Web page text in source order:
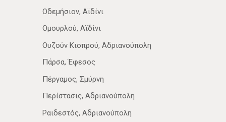
Οδεμήσιον, Αϊδίνι
Ομουρλού, Αϊδίνι
Ουζούν Κιοπρού, Αδριανούπολη
Πάρσα, Έφεσος
Πέργαμος, Σμύρνη
Περίστασις, Αδριανούπολη
Ραιδεστός, Αδριανούπολη